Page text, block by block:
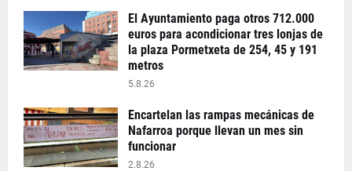
El Ayuntamiento paga otros 712.000
euros para acondicionar tres lonjas de
la plaza Pormetxeta de 254, 45 y 191
metros
5.8.26
Encartelan las rampas mecánicas de
Nafarroa porque llevan un mes sin
funcionar
2.8.26